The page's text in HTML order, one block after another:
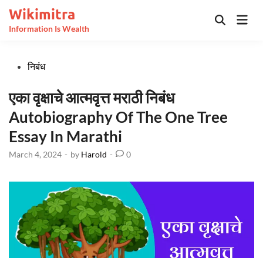
content
Wikimitra
Information Is Wealth
Open
Postedनिबंध
एका वृक्षाचे आत्मवृत्त मराठी निबंध
Autobiography Of The One Tree
Essay In Marathi
March 4, 2024 - by Harold - 0